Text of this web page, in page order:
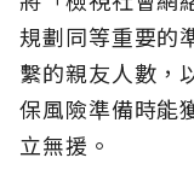
規劃同等重要的
繫的親友人數，
保風險準備時能
立無援。